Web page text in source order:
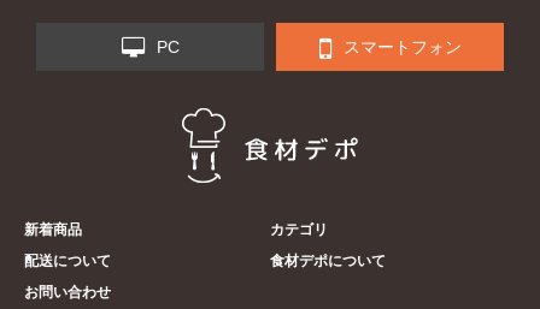
PC スマートフォン
新着商品
カテゴリ
配送について
食材デポについて
お問い合わせ